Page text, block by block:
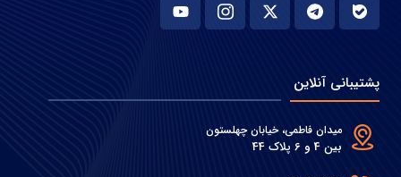
پشتیبانی آنلاین
میدان فاطمی، خیابان چهلستون
بین 4 و 6 پلاک 44